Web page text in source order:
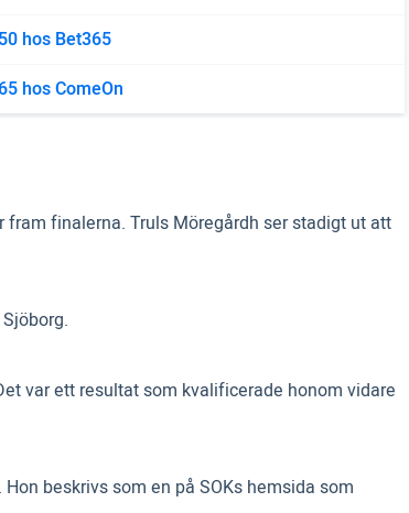
hos Bet365
hos ComeOn
finalerna. Truls Möregårdh ser stadigt ut att
var ett resultat som kvalificerade honom vidare
beskrivs som en på SOKs hemsida som